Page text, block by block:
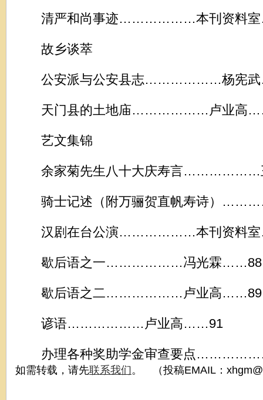
清严和尚事迹………………本刊资料
故乡谈萃
公安派与公安县志………………杨宪
天门县的土地庙………………卢业高
艺文集锦
余家菊先生八十大庆寿言………………
骑士记述（附万骊贺直帆寿诗）
汉剧在台公演………………本刊资料
歇后语之一………………冯光霖……88
歇后语之二………………卢业高……89
谚语………………卢业高……91
办理各种奖助学金审查要点
如需转载，请先联系我们。 （投稿EMAIL：